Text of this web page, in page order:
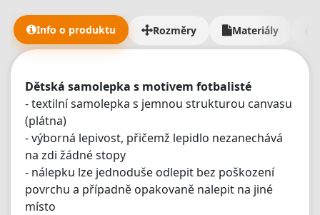
trvalo mnohem déle než mělo. 5/5 je malo, ale vic tu dat
nejde🫶"
Info o produktu Rozměry Materiály
Dětská samolepka s motivem fotbalisté
- textilní samolepka s jemnou strukturou canvasu
(plátna)
- výborná lepivost, přičemž lepidlo nezanechává
na zdi žádné stopy
- nálepku lze jednoduše odlepit bez poškození
povrchu a případně opakovaně nalepit na jiné
místo